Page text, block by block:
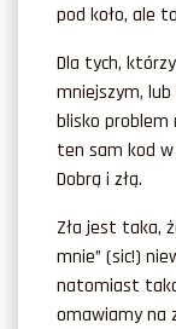
pod koło, ale
Dla tych,
mniejszym,
blisko problem
ten sam kod
Dobrą i złą.
Zła jest taka,
mnie” (sic!)
natomiast
omawiamy na